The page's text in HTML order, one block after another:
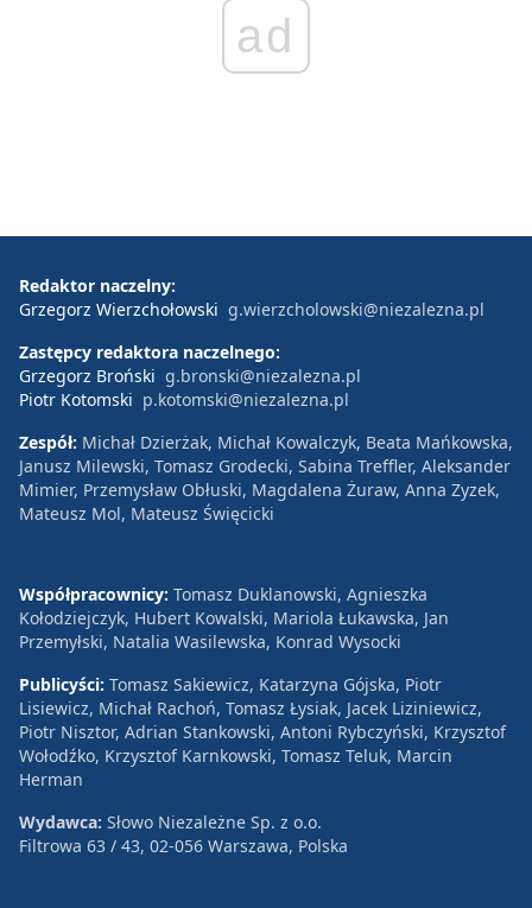
ad
Redaktor naczelny:
Grzegorz Wierzchołowski g.wierzcholowski@niezalezna.pl
Zastępcy redaktora naczelnego:
Grzegorz Broński g.bronski@niezalezna.pl
Piotr Kotomski p.kotomski@niezalezna.pl
Zespół: Michał Dzierżak, Michał Kowalczyk, Beata Mańkowska,
Janusz Milewski, Tomasz Grodecki, Sabina Treffler, Aleksander
Mimier, Przemysław Obłuski, Magdalena Żuraw, Anna Zyzek,
Mateusz Mol, Mateusz Święcicki
Współpracownicy: Tomasz Duklanowski, Agnieszka
Kołodziejczyk, Hubert Kowalski, Mariola Łukawska, Jan
Przemyłski, Natalia Wasilewska, Konrad Wysocki
Publicyści: Tomasz Sakiewicz, Katarzyna Gójska, Piotr
Lisiewicz, Michał Rachoń, Tomasz Łysiak, Jacek Liziniewicz,
Piotr Nisztor, Adrian Stankowski, Antoni Rybczyński, Krzysztof
Wołodźko, Krzysztof Karnkowski, Tomasz Teluk, Marcin
Herman
Wydawca: Słowo Niezależne Sp. z o.o.
Filtrowa 63 / 43, 02-056 Warszawa, Polska